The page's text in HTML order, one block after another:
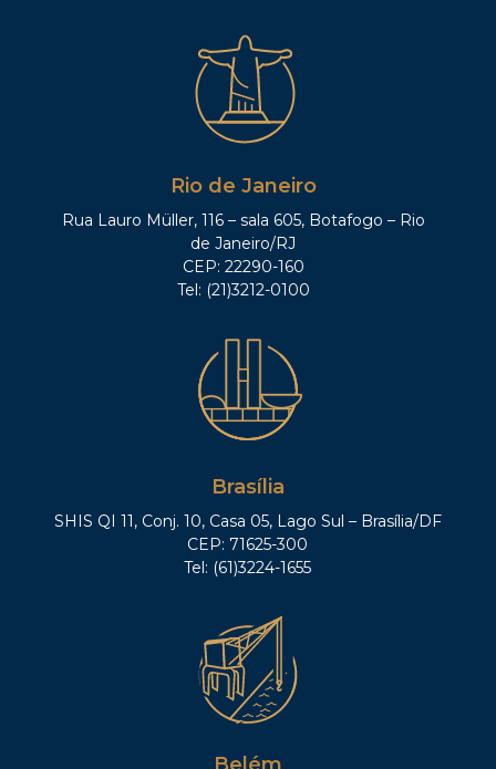
Rio de Janeiro
Rua Lauro Müller, 116 – sala 605, Botafogo – Rio
de Janeiro/RJ
CEP: 22290-160
Tel: (21)3212-0100
Brasília
SHIS QI 11, Conj. 10, Casa 05, Lago Sul – Brasília/DF
CEP: 71625-300
Tel: (61)3224-1655